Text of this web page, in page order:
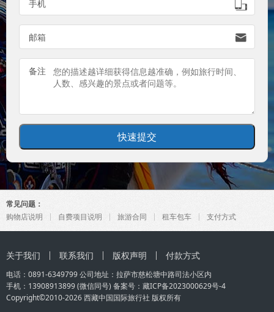
手机 
邮箱 
备注
常见问题：
购物店说明
自费项目说明 旅游合同 租车包车 支付方式
关于我们 联系我们 版权声明 付款方式
电话：0891-6349799 公司地址：拉萨市慈松塘中路司法小区内
手机： 13908913899(微信同号) 备案号： 藏ICP备2023000629号-4
Copyright©2010-2026西藏中国国际旅行社 版权所有